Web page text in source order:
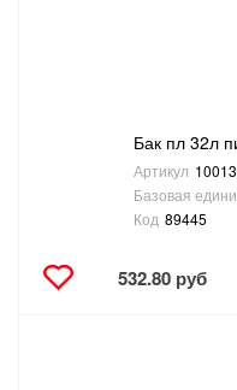
Бак пл 32л
Артикул
Базовая
Код 89445
532.80 руб